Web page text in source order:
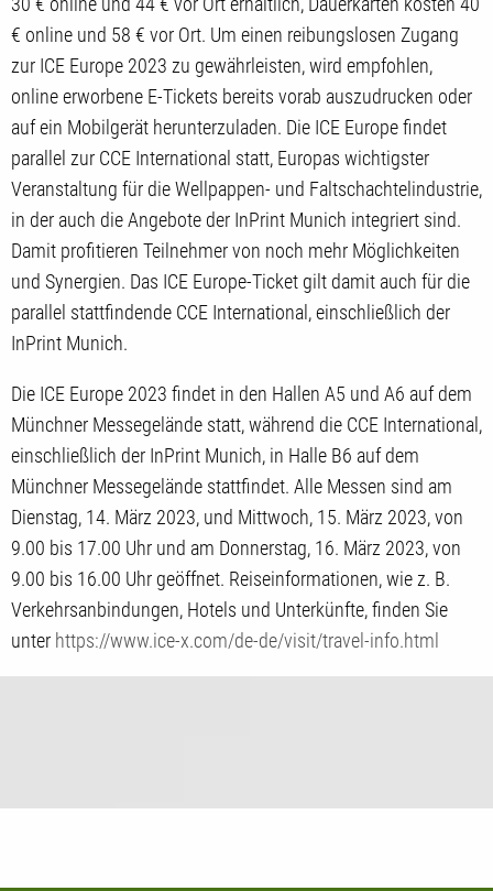
€ online und 58 € vor Ort. Um einen reibungslosen Zugang
zur ICE Europe 2023 zu gewährleisten, wird empfohlen,
online erworbene E-Tickets bereits vorab auszudrucken oder
auf ein Mobilgerät herunterzuladen. Die ICE Europe findet
parallel zur CCE International statt, Europas wichtigster
Veranstaltung für die Wellpappen- und Faltschachtelindustrie,
in der auch die Angebote der InPrint Munich integriert sind.
Damit profitieren Teilnehmer von noch mehr Möglichkeiten
und Synergien. Das ICE Europe-Ticket gilt damit auch für die
parallel stattfindende CCE International, einschließlich der
InPrint Munich.
Die ICE Europe 2023 findet in den Hallen A5 und A6 auf dem
Münchner Messegelände statt, während die CCE International,
einschließlich der InPrint Munich, in Halle B6 auf dem
Münchner Messegelände stattfindet. Alle Messen sind am
Dienstag, 14. März 2023, und Mittwoch, 15. März 2023, von
9.00 bis 17.00 Uhr und am Donnerstag, 16. März 2023, von
9.00 bis 16.00 Uhr geöffnet. Reiseinformationen, wie z. B.
Verkehrsanbindungen, Hotels und Unterkünfte, finden Sie
unter https://www.ice-x.com/de-de/visit/travel-info.html